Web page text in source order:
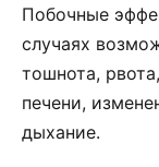
Побочные
случаях
тошнота,
печени,
дыхание.